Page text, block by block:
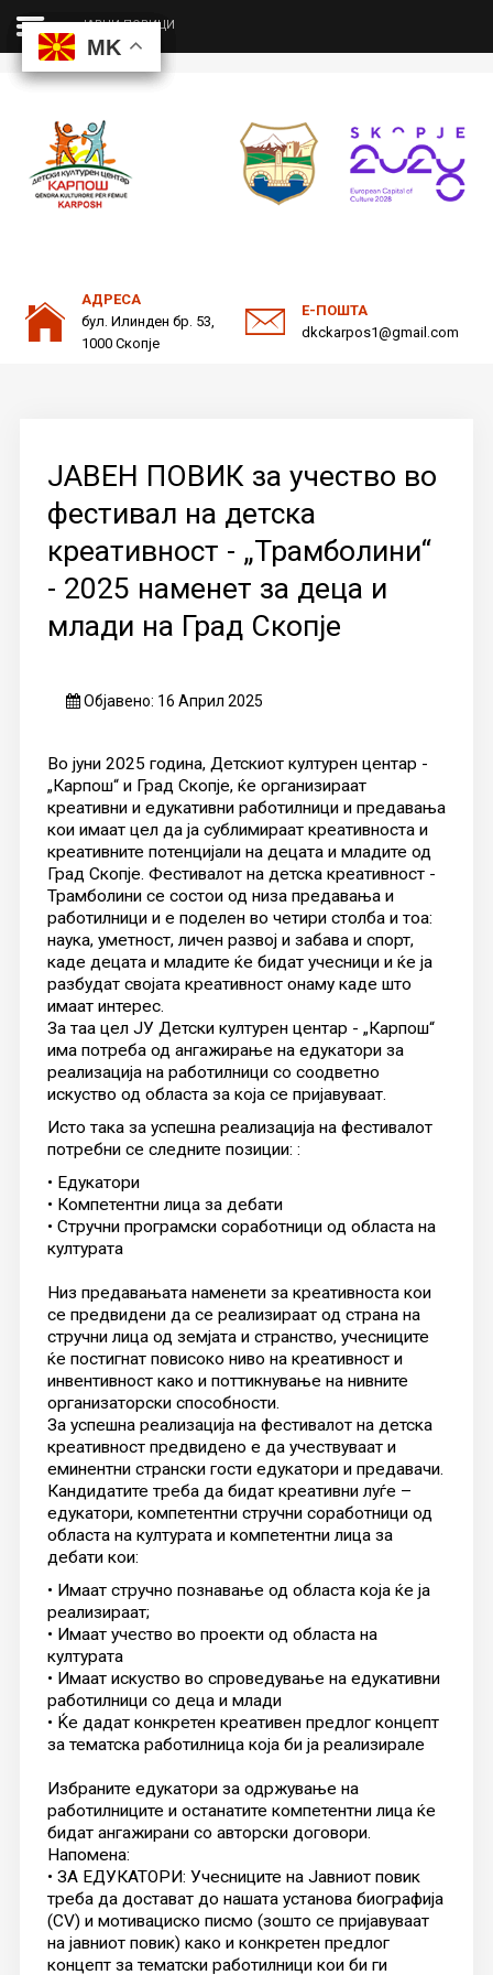
MK
MK
ДКЦ
ОДНОСИ СО ЈАВНОСТ
ЈАВНИ ПОВИЦИ
MK
MK
АДРЕСА
бул. Илинден бр. 53,
1000 Скопје
Е-ПОШТА
dkckarpos1@gmail.com
Пребарајте на нашата веб страна
ЈАВЕН ПОВИК за учество во
фестивал на детска
креативност - „Трамболини“
- 2025 наменет за деца и
млади на Град Скопје
Објавено: 16 Април 2025
Во јуни 2025 година, Детскиот културен центар -
„Карпош“ и Град Скопје, ќе организираат
креативни и едукативни работилници и предaвања
кои имаат цел да ја сублимираат креативноста и
креативните потенцијали на децата и младите од
Град Скопје. Фестивалот на детска креативност -
Трамболини се состои од низа предавања и
работилници и е поделен во четири столба и тоа:
наука, уметност, личен развој и забава и спорт,
каде децата и младите ќе бидат учесници и ќе ја
разбудат својата креативност онаму каде што
имаат интерес.
За таа цел ЈУ Детски културен центар - „Карпош“
има потреба од ангажирање на едукатори за
реализација на работилници со соодветно
искуство од областа за која се пријавуваат.
Исто така за успешна реализација на фестивалот
потребни се следните позиции: :
• Едукатори
• Компетентни лица за дебати
• Стручни програмски соработници од областа на
културата
Низ предавањата наменети за креативноста кои
се предвидени да се реализираат од страна на
стручни лица од земјата и странство, учесниците
ќе постигнат повисоко ниво на креативност и
инвентивност како и поттикнување на нивните
организаторски способности.
За успешна реализација на фестивалот на детска
креативност предвидено е да учествуваат и
еминентни странски гости едукатори и предавачи.
Кандидатите треба да бидат креативни луѓе –
едукатори, компетентни стручни соработници од
областа на културата и компетентни лица за
дебати кои:
• Имаат стручно познавање од областа која ќе ја
реализираат;
• Имаат учество во проекти од областа на
културата
• Имаат искуство во спроведување на едукативни
работилници со деца и млади
• Ќе дадат конкретен креативен предлог концепт
за тематскa работилница која би ја реализирале
Избраните едукатори за одржување на
работилниците и останатите компетентни лица ќе
бидат ангажирани со авторски договори.
Напомена:
• ЗА ЕДУКАТОРИ: Учесниците на Јавниот повик
треба да достават до нашата установа биографија
(CV) и мотивациско писмо (зошто се пријавуваат
на јавниот повик) како и конкретен предлог
концепт за тематски работилници кои би ги